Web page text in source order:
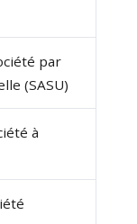
par
(SASU)
à